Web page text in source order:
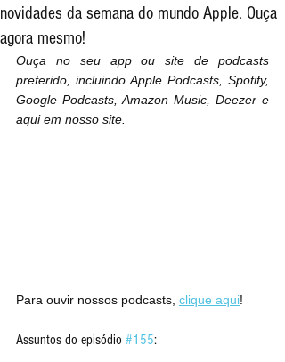
novidades da semana do mundo Apple. Ouça
agora mesmo!
Ouça no seu app ou site de podcasts
preferido, incluindo Apple Podcasts, Spotify,
Google Podcasts, Amazon Music, Deezer e
aqui em nosso site.
Para ouvir nossos podcasts, clique aqui!
Assuntos do episódio #155: